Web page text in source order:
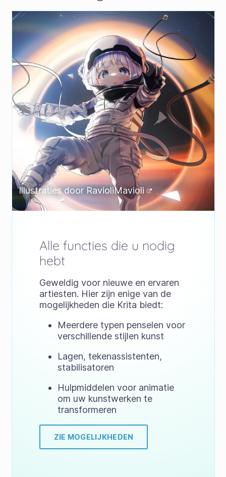
Illustraties doorRavioliMavioli
Alle functies die u nodig
hebt
Geweldig voor nieuwe en ervaren
artiesten. Hier zijn enige van de
mogelijkheden die Krita biedt:
Meerdere typen penselen voor
verschillende stijlen kunst
Lagen, tekenassistenten,
stabilisatoren
Hulpmiddelen voor animatie
om uw kunstwerken te
transformeren
ZIE MOGELIJKHEDEN